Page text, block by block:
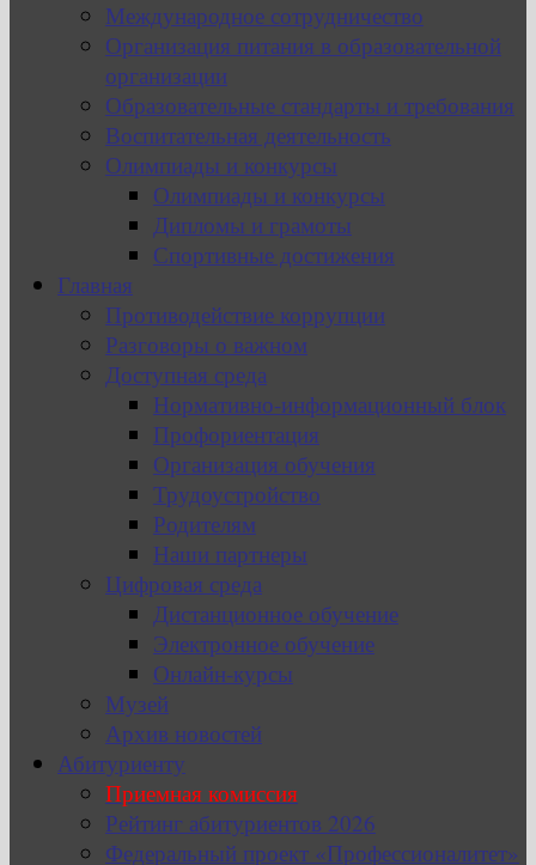
Международное сотрудничество
Организация питания в образовательной
организации
Образовательные стандарты и требования
Воспитательная деятельность
Олимпиады и конкурсы
Олимпиады и конкурсы
Дипломы и грамоты
Спортивные достижения
Главная
Противодействие коррупции
Разговоры о важном
Доступная среда
Нормативно-информационный блок
Профориентация
Организация обучения
Трудоустройство
Родителям
Наши партнеры
Цифровая среда
Дистанционное обучение
Электронное обучение
Онлайн-курсы
Музей
Архив новостей
Абитуриенту
Приемная комиссия
Рейтинг абитуриентов 2026
Федеральный проект «Профессионалитет»